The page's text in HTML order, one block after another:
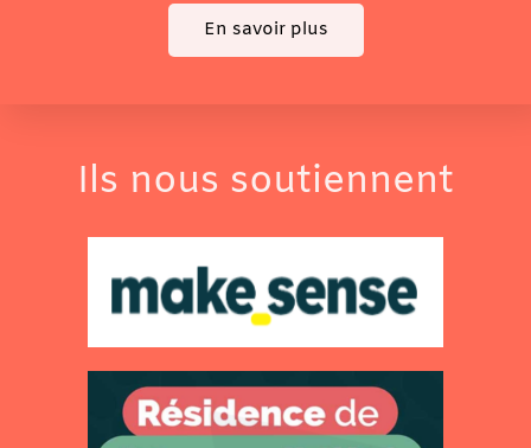
En savoir plus
Ils nous soutiennent